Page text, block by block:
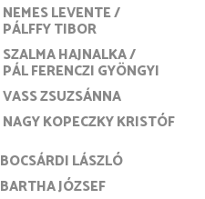
NEMES LEVENTE
PÁLFFY TIBOR
SZALMA HAJNALKA
PÁL FERENCZI GYÖNGYI
VASS ZSUZSÁNNA
NAGY KOPECZKY KRISTÓF
BOCSÁRDI LÁSZLÓ
BARTHA JÓZSEF